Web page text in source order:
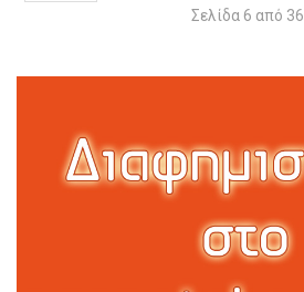
Σελίδα 6 από 36